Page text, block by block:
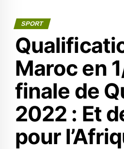
SPORT
Maroc en
finale de
2022 : Et
pour